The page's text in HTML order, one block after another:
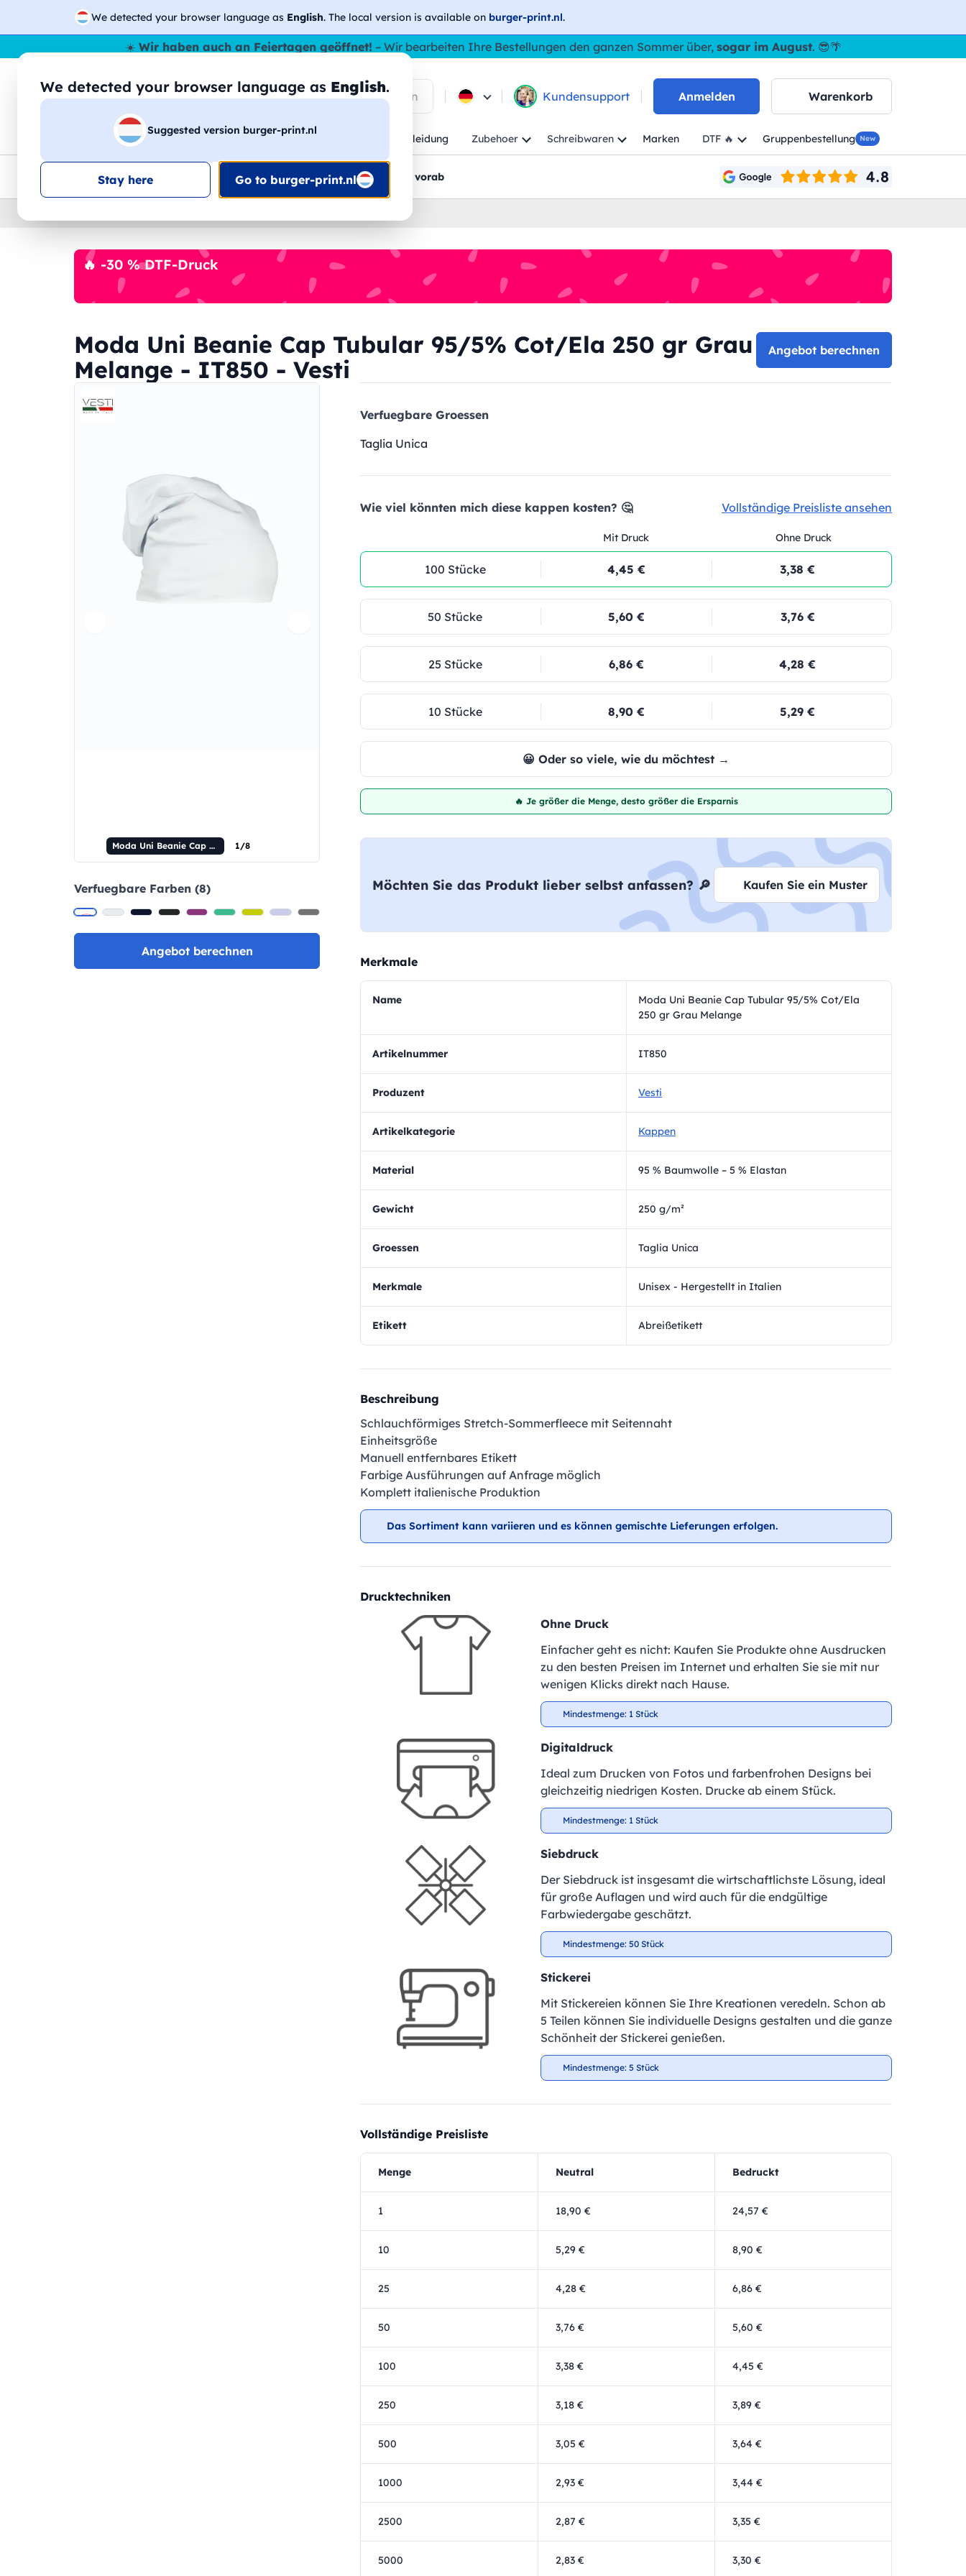
We detected your browser language as English. The local version is available on burger-print.nl.
We detected your browser language as English.
Suggested version burger-print.nl
Stay here Go to burger-print.nl
☀️ Wir haben auch an Feiertagen geöffnet! – Wir bearbeiten Ihre Bestellungen den ganzen Sommer über, sogar im August. 😎🌴
🔎 Suche in den Produkten Kundensupport Anmelden Warenkorb
Sweatshirts Mann Frau Arbeitskleidung Zubehoer Schreibwaren Marken DTF 🔥 Gruppenbestellung New
EU-weite Lieferung Mengenrabatt KundensupportGrafikentwürfe vorab
🔥 -30 % DTF-Druck
Moda Uni Beanie Cap Tubular 95/5% Cot/Ela 250 gr Grau
Melange - IT850 - Vesti
Angebot berechnen
Moda Uni Beanie Cap Tubular 95/5% Cot/Ela 250 gr Grau Melange 1/8
Verfuegbare Farben (8)
Angebot berechnen
Verfuegbare Groessen
Taglia Unica
Wie viel könnten mich diese kappen kosten? 🤔 Vollständige Preisliste ansehen
Mit Druck Ohne Druck
100 Stücke 4,45 € 3,38 €
50 Stücke 5,60 € 3,76 €
25 Stücke 6,86 € 4,28 €
10 Stücke 8,90 € 5,29 €
😀 Oder so viele, wie du möchtest →
🔥 Je größer die Menge, desto größer die Ersparnis
Möchten Sie das Produkt lieber selbst anfassen? 🔎 Kaufen Sie ein Muster
Merkmale
Name
Moda Uni Beanie Cap Tubular 95/5% Cot/Ela
250 gr Grau Melange
Artikelnummer IT850
Produzent Vesti
Artikelkategorie Kappen
Material 95 % Baumwolle – 5 % Elastan
Gewicht 250 g/m²
Groessen Taglia Unica
Merkmale Unisex - Hergestellt in Italien
Etikett Abreißetikett
Beschreibung
Schlauchförmiges Stretch-Sommerfleece mit Seitennaht
Einheitsgröße
Manuell entfernbares Etikett
Farbige Ausführungen auf Anfrage möglich
Komplett italienische Produktion
Das Sortiment kann variieren und es können gemischte Lieferungen erfolgen.
Drucktechniken
Ohne Druck
Einfacher geht es nicht: Kaufen Sie Produkte ohne Ausdrucken
zu den besten Preisen im Internet und erhalten Sie sie mit nur
wenigen Klicks direkt nach Hause.
Mindestmenge: 1 Stück
Digitaldruck
Ideal zum Drucken von Fotos und farbenfrohen Designs bei
gleichzeitig niedrigen Kosten. Drucke ab einem Stück.
Mindestmenge: 1 Stück
Siebdruck
Der Siebdruck ist insgesamt die wirtschaftlichste Lösung, ideal
für große Auflagen und wird auch für die endgültige
Farbwiedergabe geschätzt.
Mindestmenge: 50 Stück
Stickerei
Mit Stickereien können Sie Ihre Kreationen veredeln. Schon ab
5 Teilen können Sie individuelle Designs gestalten und die ganze
Schönheit der Stickerei genießen.
Mindestmenge: 5 Stück
Vollständige Preisliste
Menge Neutral Bedruckt
1 18,90 € 24,57 €
10 5,29 € 8,90 €
25 4,28 € 6,86 €
50 3,76 € 5,60 €
100 3,38 € 4,45 €
250 3,18 € 3,89 €
500 3,05 € 3,64 €
1000 2,93 € 3,44 €
2500 2,87 € 3,35 €
5000 2,83 € 3,30 €